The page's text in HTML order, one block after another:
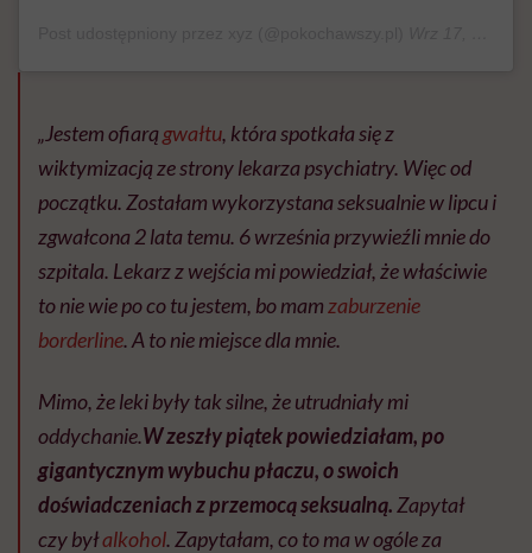
„Jestem ofiarągwałtu, która spotkała się z
wiktymizacją ze strony lekarza psychiatry. Więc od
początku. Zostałam wykorzystana seksualnie w lipcu i
zgwałcona 2 lata temu. 6 września przywieźli mnie do
szpitala. Lekarz z wejścia mi powiedział, że właściwie
to nie wie po co tu jestem, bo mamzaburzenie
borderline. A to nie miejsce dla mnie.
Mimo, że leki były tak silne, że utrudniały mi
oddychanie.W zeszły piątek powiedziałam, po
gigantycznym wybuchu płaczu, o swoich
doświadczeniach z przemocą seksualną. Zapytał
czy byłalkohol. Zapytałam, co to ma w ogóle za